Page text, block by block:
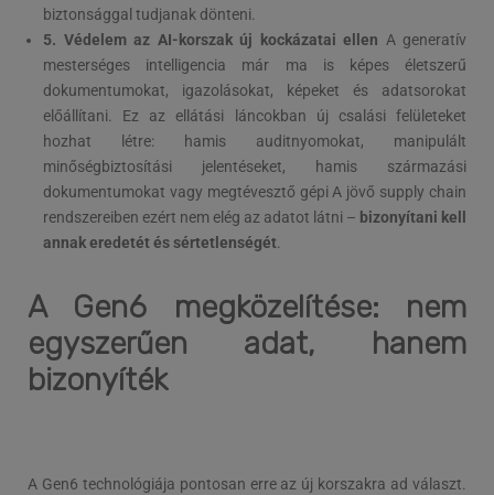
biztonsággal tudjanak dönteni.
5. Védelem az AI-korszak új kockázatai ellen A generatív
mesterséges intelligencia már ma is képes életszerű
dokumentumokat, igazolásokat, képeket és adatsorokat
előállítani. Ez az ellátási láncokban új csalási felületeket
hozhat létre: hamis auditnyomokat, manipulált
minőségbiztosítási jelentéseket, hamis származási
dokumentumokat vagy megtévesztő gépi A jövő supply chain
rendszereiben ezért nem elég az adatot látni – bizonyítani kell
annak eredetét és sértetlenségét.
A Gen6 megközelítése: nem
egyszerűen adat, hanem
bizonyíték
A Gen6 technológiája pontosan erre az új korszakra ad választ.